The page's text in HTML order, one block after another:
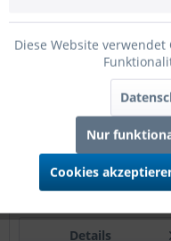
Goodtimes Osterkörbchen
Hase Set "Name" Pastel
Details
Diese Website
Nur
Cookies